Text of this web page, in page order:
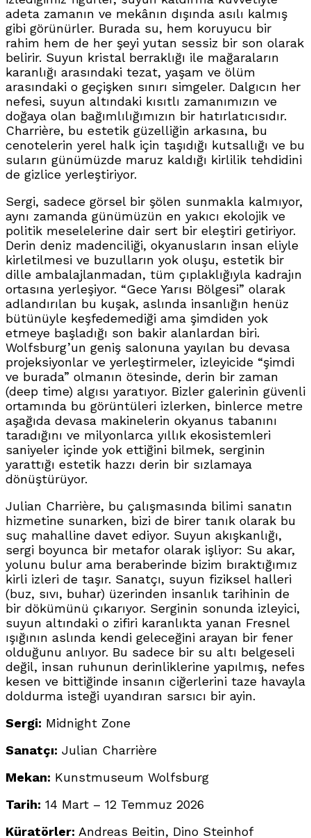
adeta zamanın ve mekânın dışında asılı kalmış
gibi görünürler. Burada su, hem koruyucu bir
rahim hem de her şeyi yutan sessiz bir son olarak
belirir. Suyun kristal berraklığı ile mağaraların
karanlığı arasındaki tezat, yaşam ve ölüm
arasındaki o geçişken sınırı simgeler. Dalgıcın her
nefesi, suyun altındaki kısıtlı zamanımızın ve
doğaya olan bağımlılığımızın bir hatırlatıcısıdır.
Charrière, bu estetik güzelliğin arkasına, bu
cenotelerin yerel halk için taşıdığı kutsallığı ve bu
suların günümüzde maruz kaldığı kirlilik tehdidini
de gizlice yerleştiriyor.
Sergi, sadece görsel bir şölen sunmakla kalmıyor,
aynı zamanda günümüzün en yakıcı ekolojik ve
politik meselelerine dair sert bir eleştiri getiriyor.
Derin deniz madenciliği, okyanusların insan eliyle
kirletilmesi ve buzulların yok oluşu, estetik bir
dille ambalajlanmadan, tüm çıplaklığıyla kadrajın
ortasına yerleşiyor. “Gece Yarısı Bölgesi” olarak
adlandırılan bu kuşak, aslında insanlığın henüz
bütünüyle keşfedemediği ama şimdiden yok
etmeye başladığı son bakir alanlardan biri.
Wolfsburg’un geniş salonuna yayılan bu devasa
projeksiyonlar ve yerleştirmeler, izleyicide “şimdi
ve burada” olmanın ötesinde, derin bir zaman
(deep time) algısı yaratıyor. Bizler galerinin güvenli
ortamında bu görüntüleri izlerken, binlerce metre
aşağıda devasa makinelerin okyanus tabanını
taradığını ve milyonlarca yıllık ekosistemleri
saniyeler içinde yok ettiğini bilmek, serginin
yarattığı estetik hazzı derin bir sızlamaya
dönüştürüyor.
Julian Charrière, bu çalışmasında bilimi sanatın
hizmetine sunarken, bizi de birer tanık olarak bu
suç mahalline davet ediyor. Suyun akışkanlığı,
sergi boyunca bir metafor olarak işliyor: Su akar,
yolunu bulur ama beraberinde bizim bıraktığımız
kirli izleri de taşır. Sanatçı, suyun fiziksel halleri
(buz, sıvı, buhar) üzerinden insanlık tarihinin de
bir dökümünü çıkarıyor. Serginin sonunda izleyici,
suyun altındaki o zifiri karanlıkta yanan Fresnel
ışığının aslında kendi geleceğini arayan bir fener
olduğunu anlıyor. Bu sadece bir su altı belgeseli
değil, insan ruhunun derinliklerine yapılmış, nefes
kesen ve bittiğinde insanın ciğerlerini taze havayla
doldurma isteği uyandıran sarsıcı bir ayin.
Sergi: Midnight Zone
Sanatçı: Julian Charrière
Mekan: Kunstmuseum Wolfsburg
Tarih: 14 Mart – 12 Temmuz 2026
Küratörler: Andreas Beitin, Dino Steinhof